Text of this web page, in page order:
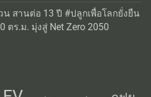
สานต่อ 13 ปี #ปลูกเพื่อโลกยั่งยืน
ตร.ม. มุ่งสู่ Net Zero 2050